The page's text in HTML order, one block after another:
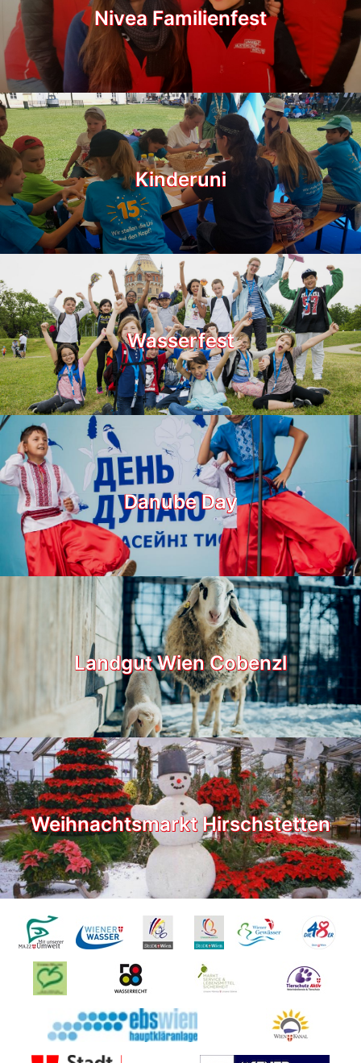
Nivea Familienfest
Kinderuni
Wasserfest
Danube Day
Landgut Wien Cobenzl
Weihnachtsmarkt Hirschstetten